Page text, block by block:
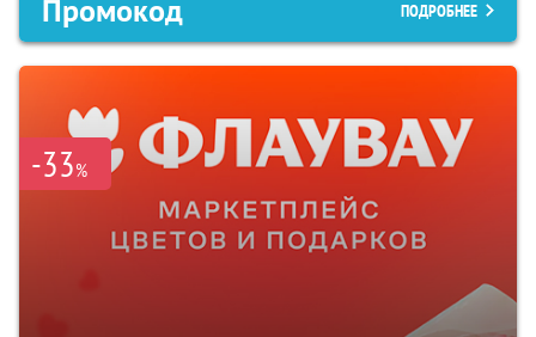
Промокод ПОДРОБНЕЕ
-33%